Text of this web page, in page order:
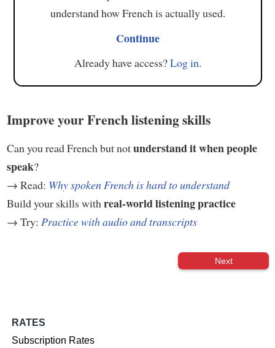
understand how French is actually used.
Continue
Already have access?Log in.
Improve your French listening skills
Can you read French but notunderstand it when people
speak?
→ Read: Why spoken French is hard to understand
Build your skills with real-world listening practice
→ Try: Practice with audio and transcripts
Next
RATES
Subscription Rates